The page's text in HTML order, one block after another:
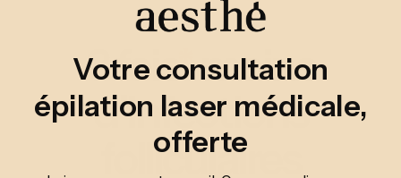
3 fois*moins
d’infections
folliculaires
Votre consultation
épilation laser médicale,
offerte